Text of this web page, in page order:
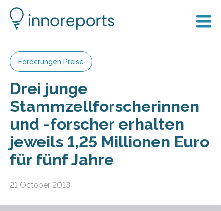
Förderungen Preise
Drei junge
Stammzellforscherinnen
und -forscher erhalten
jeweils 1,25 Millionen Euro
für fünf Jahre
21 October 2013